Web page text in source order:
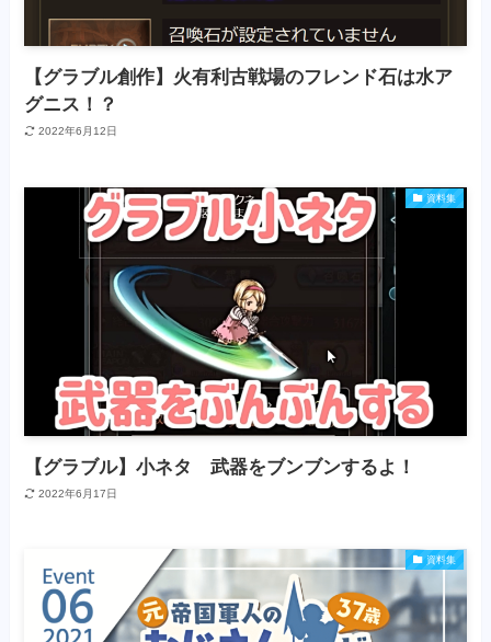
【グラブル創作】火有利古戦場のフレンド石は水ア
グニス！？
2022年6月12日
資料集
【グラブル】小ネタ 武器をブンブンするよ！
2022年6月17日
資料集